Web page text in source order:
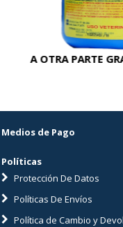
A OTRA PARTE
Medios de Pago
Políticas
Protección De Datos
Políticas De Envíos
Política de Cambio y